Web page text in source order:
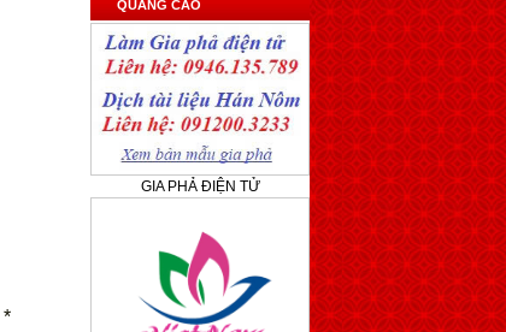
*
QUẢNG CÁO
GIA PHẢ ĐIỆN TỬ